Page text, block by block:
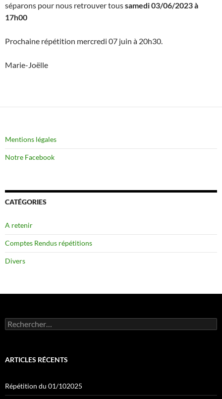
séparons pour nous retrouver toussamedi 03/06/2023 à
17h00
Prochaine répétition mercredi 07 juin à 20h30.
Marie-Joëlle
Mentions légales
Notre Facebook
CATÉGORIES
A retenir
Comptes Rendus répétitions
Divers
Rechercher :
ARTICLES RÉCENTS
Répétition du 01/102025